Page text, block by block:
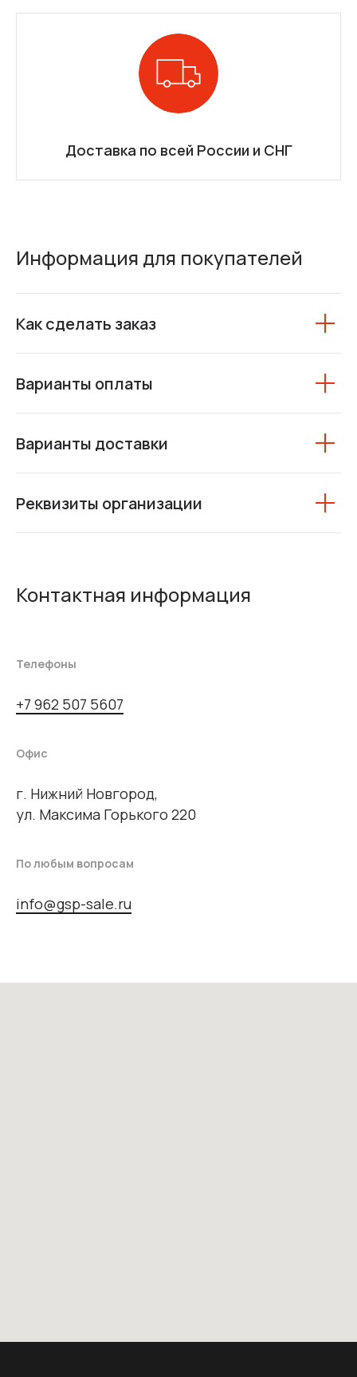
Доставка по всей России и СНГ
Информация для покупателей
Как сделать заказ
Варианты оплаты
Варианты доставки
Реквизиты организации
Контактная информация
Телефоны
+7 962 507 5607
Офис
г. Нижний Новгород,
ул. Максима Горького 220
По любым вопросам
info@gsp-sale.ru